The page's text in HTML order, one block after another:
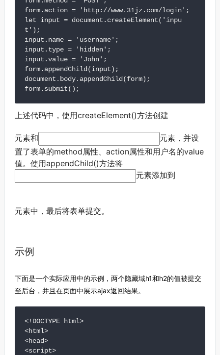
form.action = 'http://www.31jz.com/login';
let input = document.createElement('inpu
t');
input.name = 'username';
input.type = 'hidden';
input.value = 'John';
form.appendChild(input);
document.body.appendChild(form);
form.submit();
上述代码中，使用createElement()方法创建
元素和
元素，并设
置了表单的method属性、action属性和用户名的value
值。使用appendChild()方法将
元素添加到
元素中，最后将表单提交。
示例
下面是一个实际应用中的示例，两个隐藏域h1和h2的值被提交
至后台，并且在页面中展示ajax返回结果。
<!DOCTYPE html>
<html>
<head>
<script>